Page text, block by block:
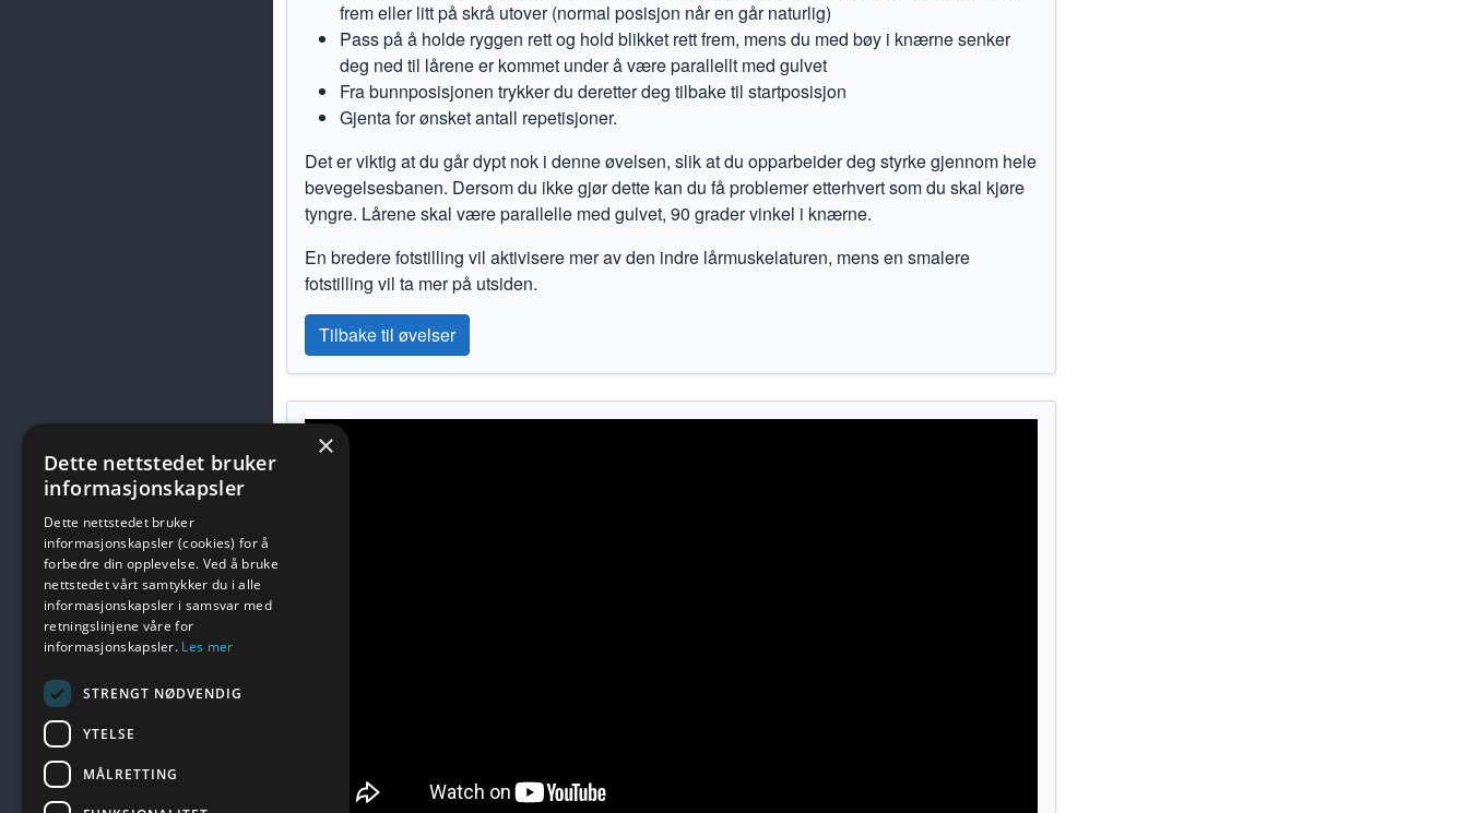
frem eller litt på skrå utover (normal posisjon når en går naturlig)
Pass på å holde ryggen rett og hold blikket rett frem, mens du med bøy i knærne senker
deg ned til lårene er kommet under å være parallellt med gulvet
Fra bunnposisjonen trykker du deretter deg tilbake til startposisjon
Gjenta for ønsket antall repetisjoner.
Det er viktig at du går dypt nok i denne øvelsen, slik at du opparbeider deg styrke gjennom hele
bevegelsesbanen. Dersom du ikke gjør dette kan du få problemer etterhvert som du skal kjøre
tyngre. Lårene skal være parallelle med gulvet, 90 grader vinkel i knærne.
En bredere fotstilling vil aktivisere mer av den indre lårmuskelaturen, mens en smalere
fotstilling vil ta mer på utsiden.
Tilbake til øvelser
×
Dette nettstedet bruker
informasjonskapsler
Dette nettstedet bruker
informasjonskapsler (cookies) for å
forbedre din opplevelse. Ved å bruke
nettstedet vårt samtykker du i alle
informasjonskapsler i samsvar med
retningslinjene våre for
informasjonskapsler. Les mer
STRENGT NØDVENDIG
YTELSE
MÅLRETTING